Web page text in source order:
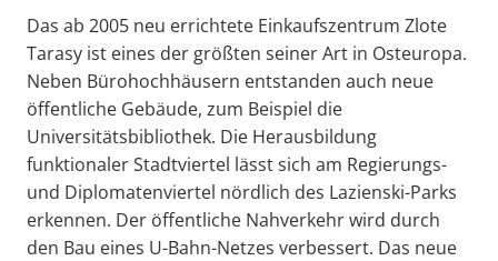
Das ab 2005 neu errichtete Einkaufszentrum Zlote
Tarasy ist eines der größten seiner Art in Osteuropa.
Neben Bürohochhäusern entstanden auch neue
öffentliche Gebäude, zum Beispiel die
Universitätsbibliothek. Die Herausbildung
funktionaler Stadtviertel lässt sich am Regierungs-
und Diplomatenviertel nördlich des Lazienski-Parks
erkennen. Der öffentliche Nahverkehr wird durch
den Bau eines U-Bahn-Netzes verbessert. Das neue